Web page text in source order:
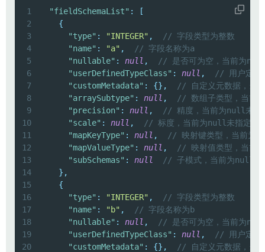
1 "fieldSchemaList" :
[
2
{
3
"type" : "INTEGER" ,
// 字段类型为整数
4
"name" : "a" ,
// 字段名称为a
5
"nullable" : null ,
// 是否可为空，当前为
6
"userDefinedTypeClass" : null ,
// 用户定义
7
"customMetadata" : {} ,
// 自定义元数据，当
8
"arraySubtype" : null ,
// 数组子类型，当前
9
"precision" : null ,
// 精度，当前为null未指
10
"scale" : null ,
// 标度，当前为null未指定
11
"mapKeyType" : null ,
// 映射键类型，当前为
12
"mapValueType" : null ,
// 映射值类型，当前
13
"subSchemas" : null
// 子模式，当前为null未
14
} ,
15
{
16
"type" : "INTEGER" ,
// 字段类型为整数
17
"name" : "b" ,
// 字段名称为b
18
"nullable" : null ,
// 是否可为空，当前为
19
"userDefinedTypeClass" : null ,
// 用户定义
20
"customMetadata" : {} ,
// 自定义元数据，当